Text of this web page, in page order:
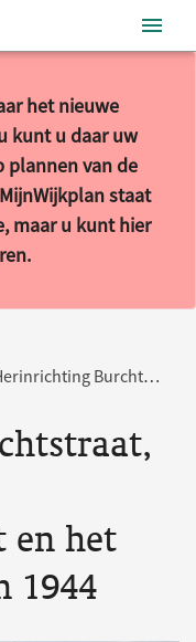
het nieuwe
kunt u daar uw
plannen van de
staat
maar u kunt hier
Burchtstraat, Grote Markt, Augustijnenstraat en het (bus)plein bij Plein 1944
en het
1944